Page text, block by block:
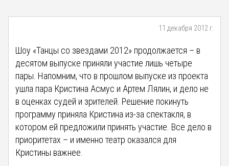
11 декабря 2012 г.
Шоу «Танцы со звездами 2012» продолжается – в
десятом выпуске приняли участие лишь четыре
пары. Напомним, что в прошлом выпуске из проекта
ушла пара Кристина Асмус и Артем Лялин, и дело не
в оценках судей и зрителей. Решение покинуть
программу приняла Кристина из-за спектакля, в
котором ей предложили принять участие. Все дело в
приоритетах – и именно театр оказался для
Кристины важнее.